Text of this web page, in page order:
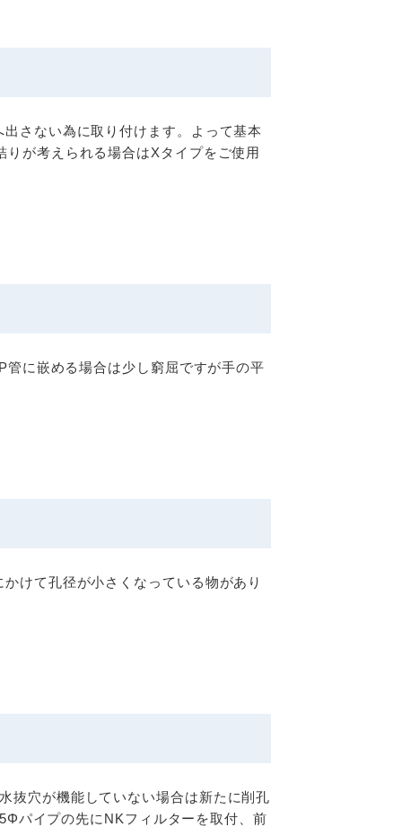
さない為に取り付けます。よって基本
が考えられる場合はXタイプをご使用
に嵌める場合は少し窮屈ですが手の平
けて孔径が小さくなっている物があり
抜穴が機能していない場合は新たに削孔
パイプの先にNKフィルターを取付、前